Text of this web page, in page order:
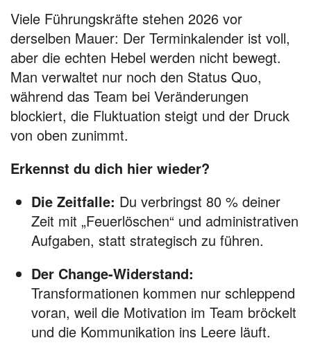
Viele Führungskräfte stehen 2026 vor
derselben Mauer: Der Terminkalender ist voll,
aber die echten Hebel werden nicht bewegt.
Man verwaltet nur noch den Status Quo,
während das Team bei Veränderungen
blockiert, die Fluktuation steigt und der Druck
von oben zunimmt.
Erkennst du dich hier wieder?
Die Zeitfalle: Du verbringst 80 % deiner
Zeit mit „Feuerlöschen“ und administrativen
Aufgaben, statt strategisch zu führen.
Der Change-Widerstand:
Transformationen kommen nur schleppend
voran, weil die Motivation im Team bröckelt
und die Kommunikation ins Leere läuft.